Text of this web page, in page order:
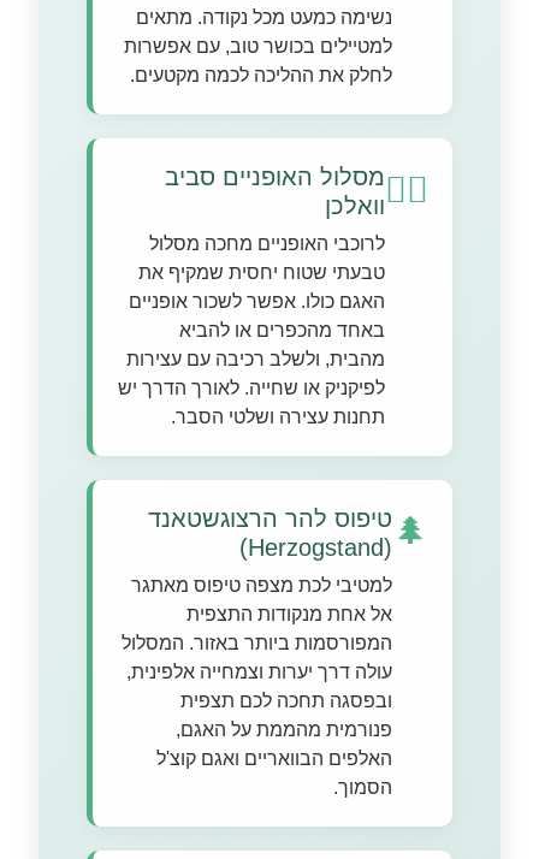
נשימה כמעט מכל נקודה. מתאים
למטיילים בכושר טוב, עם אפשרות
לחלק את ההליכה לכמה מקטעים.
🚵‍♂️מסלול האופניים סביב
וואלכן
לרוכבי האופניים מחכה מסלול
טבעתי שטוח יחסית שמקיף את
האגם כולו. אפשר לשכור אופניים
באחד מהכפרים או להביא
מהבית, ולשלב רכיבה עם עצירות
לפיקניק או שחייה. לאורך הדרך יש
תחנות עצירה ושלטי הסבר.
🌲 טיפוס להר הרצוגשטאנד
(Herzogstand)
למטיבי לכת מצפה טיפוס מאתגר
אל אחת מנקודות התצפית
המפורסמות ביותר באזור. המסלול
עולה דרך יערות וצמחייה אלפינית,
ובפסגה תחכה לכם תצפית
פנורמית מהממת על האגם,
האלפים הבוואריים ואגם קוצ'ל
הסמוך.